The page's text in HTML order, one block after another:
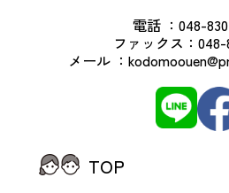
電話 ： 048-
ファックス：
メール ：
TOP